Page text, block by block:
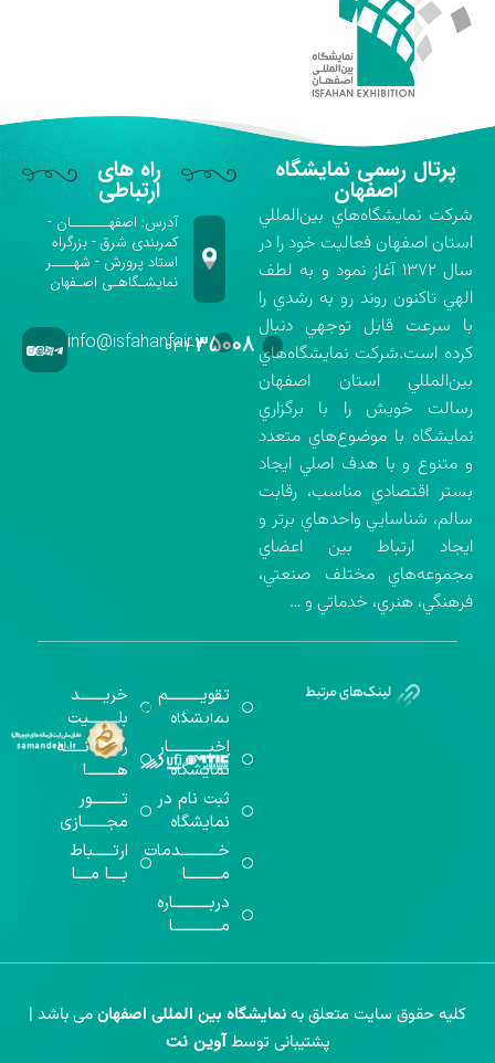
پرتال رسمی نمایشگاه
اصفهان
شركت نمايشگاه‌هاي بين‌المللي
استان اصفهان فعاليت خود را در
سال ۱۳۷۲ آغاز نمود و به لطف
الهي تاكنون روند رو به رشدي را
با سرعت قابل توجهي دنبال
كرده است.شركت نمايشگاه‌هاي
بين‌المللي استان اصفهان
رسالت خويش را با برگزاري
نمايشگاه با موضوع‌هاي متعدد
و متنوع و با هدف اصلي ايجاد
بستر اقتصادي مناسب، رقابت
سالم، شناسايي واحدهاي برتر و
ايجاد ارتباط بين اعضاي
مجموعه‌هاي مختلف صنعتي،
فرهنگي، هنري، خدماتي و …
راه های
ارتباطی
آدرس: اصفهـــــــان -
کمربندی شرق - بزرگراه
استاد پرورش - شهــــر
نمایشـگاهـی اصـفهان
۰۳۱-۳۵۰۰۸info@isfahanfair.ir
تقویــــــــــم
نمایشگاه
اخبــــــــــــار
نمایشگاه
ثبت نام در
نمایشگاه
خـــــــــــدمات
مــــــــــا
دربـــــــــــاره
مــــــــــــــا
خریـــــــد
بلـــــــــیت
رســـــانــــــه
هـــــــــا
تـــــــــور
مجـــــــازی
ارتــــــباط
بــــا مــــا
گواهینامه‌های
اخذ شده
کلیه حقوق سایت متعلق بهنمایشگاه بین المللی اصفهانمی باشد |
پشتیبانی توسطآوین نت